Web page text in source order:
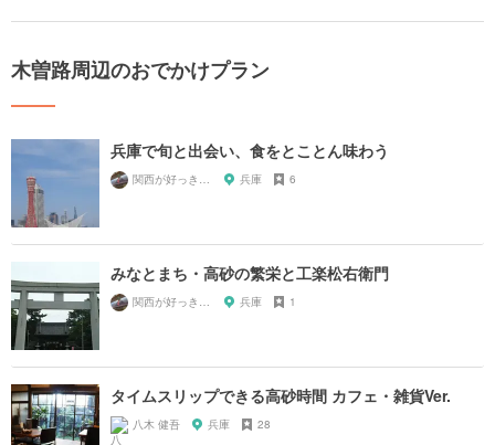
木曽路周辺のおでかけプラン
兵庫で旬と出会い、食をとことん味わう
関西が好っきゃねん 兵庫 6
みなとまち・高砂の繁栄と工楽松右衛門
関西が好っきゃねん 兵庫 1
タイムスリップできる高砂時間 カフェ・雑貨Ver.
八木 健吾 兵庫 28